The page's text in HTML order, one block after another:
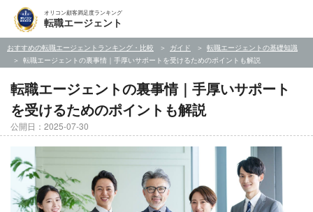
オリコン顧客満足度ランキング
転職エージェント
おすすめの転職エージェントランキング・比較 ガイド
転職エージェントの基礎知識
転職エージェントの裏事情｜手厚いサポートを受けるためのポイントも解説
転職エージェントの裏事情｜手厚いサポート
を受けるためのポイントも解説
公開日：2025-07-30